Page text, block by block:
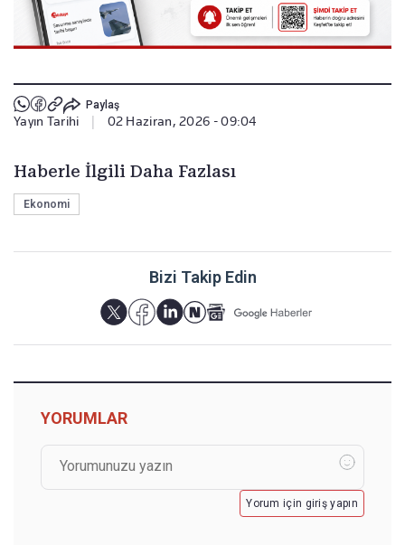
Paylaş
Yayın Tarihi 02 Haziran, 2026 - 09:04
Haberle İlgili Daha Fazlası
Ekonomi
Bizi Takip Edin
YORUMLAR
Yorum için giriş yapın